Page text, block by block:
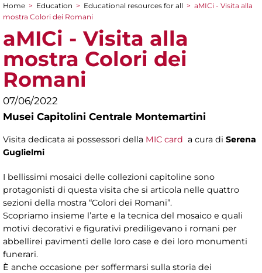
You are here
Home > Education > Educational resources for all > aMICi - Visita alla
mostra Colori dei Romani
aMICi - Visita alla
mostra Colori dei
Romani
07/06/2022
Musei Capitolini Centrale Montemartini
Visita dedicata ai possessori della MIC card a cura di Serena
Guglielmi
I bellissimi mosaici delle collezioni capitoline sono
protagonisti di questa visita che si articola nelle quattro
sezioni della mostra “Colori dei Romani”.
Scopriamo insieme l’arte e la tecnica del mosaico e quali
motivi decorativi e figurativi prediligevano i romani per
abbellirei pavimenti delle loro case e dei loro monumenti
funerari.
È anche occasione per soffermarsi sulla storia dei